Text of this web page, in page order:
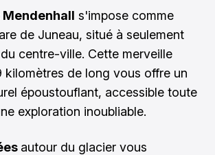
s'impose comme
de Juneau, situé à seulement
centre-ville. Cette merveille
kilomètres de long vous offre un
époustouflant, accessible toute
exploration inoubliable.
autour du glacier vous